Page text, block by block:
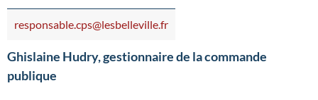
responsable.cps@lesbelleville.fr
Ghislaine Hudry, gestionnaire de la commande
publique